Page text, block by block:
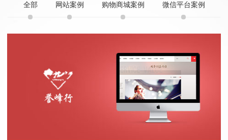
全部 网站案例 购物商城案例 微信平台案例